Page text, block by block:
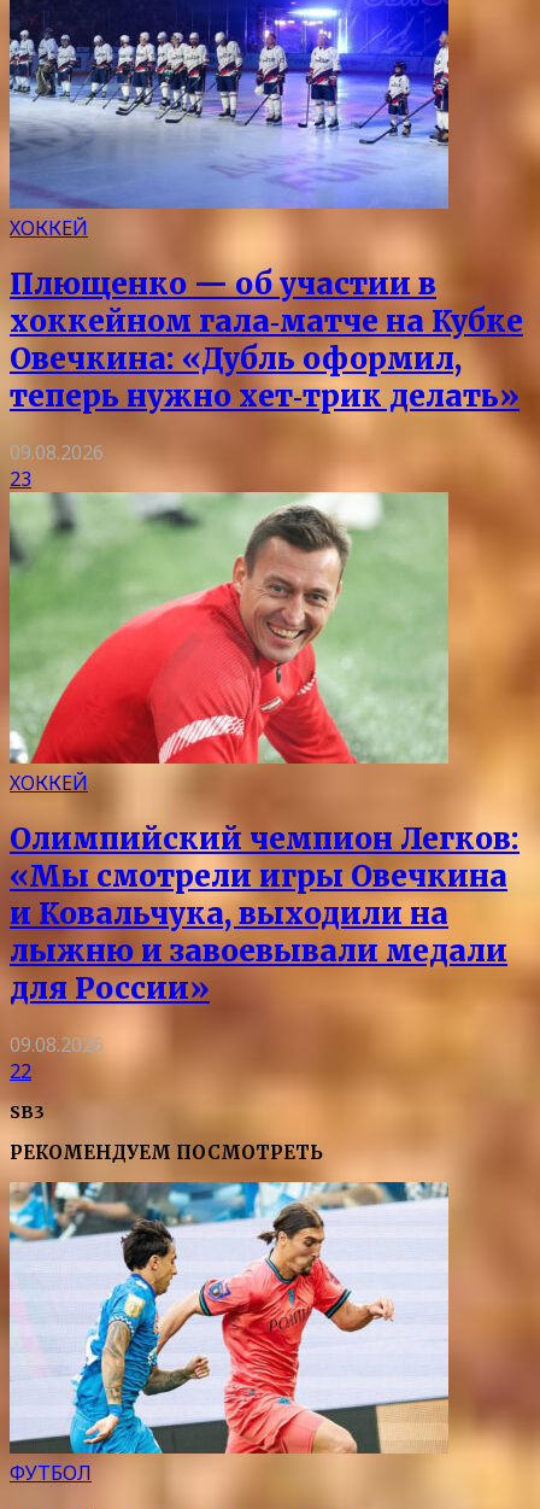
ХОККЕЙ
Плющенко — об участии в
хоккейном гала‑матче на Кубке
Овечкина: «Дубль оформил,
теперь нужно хет‑трик делать»
09.08.2026
23
ХОККЕЙ
Олимпийский чемпион Легков:
«Мы смотрели игры Овечкина
и Ковальчука, выходили на
лыжню и завоевывали медали
для России»
09.08.2026
22
SB3
РЕКОМЕНДУЕМ ПОСМОТРЕТЬ
ФУТБОЛ